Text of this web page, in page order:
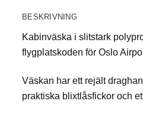
BESKRIVNING
Kabinväska i slitstark
flygplatskoden för Oslo
Väskan har ett rejält
praktiska blixtlåsfickor och